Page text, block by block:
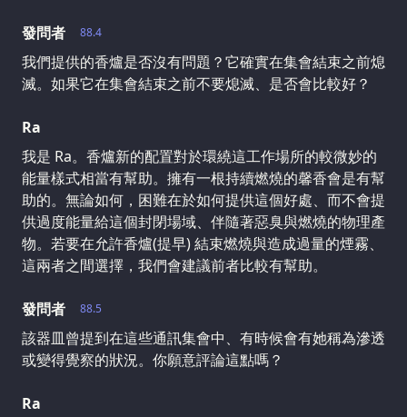
88.4
發問者
我們提供的香爐是否沒有問題？它確實在集會結束之前熄
滅。如果它在集會結束之前不要熄滅、是否會比較好？
Ra
我是 Ra。香爐新的配置對於環繞這工作場所的較微妙的
能量樣式相當有幫助。擁有一根持續燃燒的馨香會是有幫
助的。無論如何，困難在於如何提供這個好處、而不會提
供過度能量給這個封閉場域、伴隨著惡臭與燃燒的物理產
物。若要在允許香爐(提早) 結束燃燒與造成過量的煙霧、
這兩者之間選擇，我們會建議前者比較有幫助。
88.5
發問者
該器皿曾提到在這些通訊集會中、有時候會有她稱為滲透
或變得覺察的狀況。你願意評論這點嗎？
Ra